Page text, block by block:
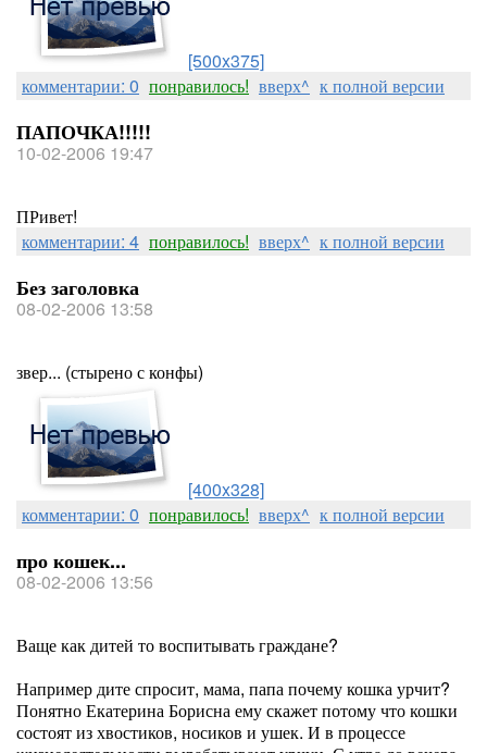
[500x375]
комментарии: 0 понравилось! вверх^ к полной версии
ПАПОЧКА!!!!!
10-02-2006 19:47
ПРивет!
комментарии: 4 понравилось! вверх^ к полной версии
Без заголовка
08-02-2006 13:58
звер... (стырено с конфы)
[400x328]
комментарии: 0 понравилось! вверх^ к полной версии
про кошек...
08-02-2006 13:56
Ваще как дитей то воспитывать граждане?
Например дите спросит, мама, папа почему кошка урчит?
Понятно Екатерина Борисна ему скажет потому что кошки
состоят из хвостиков, носиков и ушек. И в процессе